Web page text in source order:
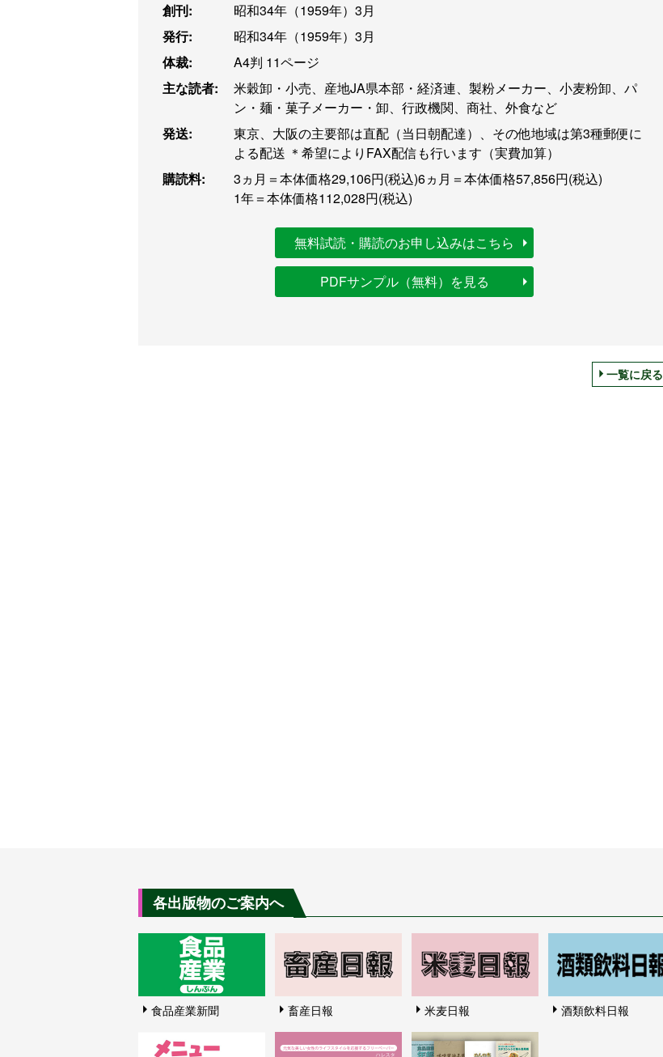
創刊:
昭和34年（1959年）3月
発行:
昭和34年（1959年）3月
体裁:
A4判 11ページ
主な読者:
米穀卸・小売、産地JA県本部・経済連、製粉メーカー、小麦粉卸、パ
ン・麺・菓子メーカー・卸、行政機関、商社、外食など
発送:
東京、大阪の主要部は直配（当日朝配達）、その他地域は第3種郵便に
よる配送 ＊希望によりFAX配信も行います（実費加算）
購読料:
3ヵ月＝本体価格29,106円(税込)6ヵ月＝本体価格57,856円(税込)
1年＝本体価格112,028円(税込)
無料試読・購読のお申し込みはこちら
PDFサンプル（無料）を見る
一覧に戻る
各出版物のご案内へ
食品産業新聞 畜産日報 米麦日報 酒類飲料日報